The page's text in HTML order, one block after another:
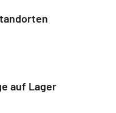
auf Lager